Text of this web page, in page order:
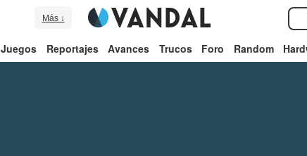
Más ↓
Juegos Reportajes Avances Trucos Foro Random